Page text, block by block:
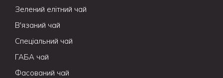
Зелений елітний чай
В'язаний чай
Спеціальний чай
ГАБА чай
Фасований чай